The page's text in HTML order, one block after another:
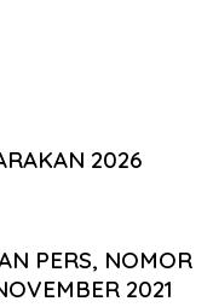
2026
PERS, NOMOR
2021